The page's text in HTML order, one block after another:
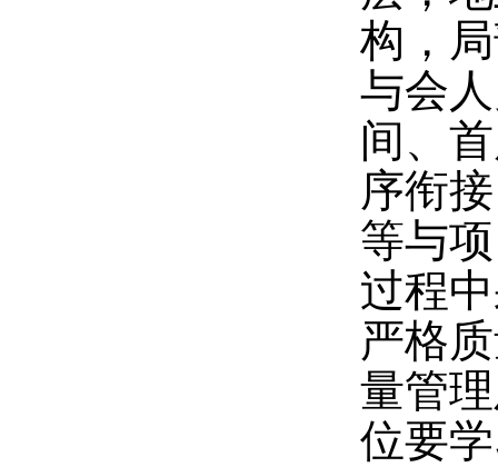
构，
与会
间、
序衔
等与
过程
严格
量管
位要